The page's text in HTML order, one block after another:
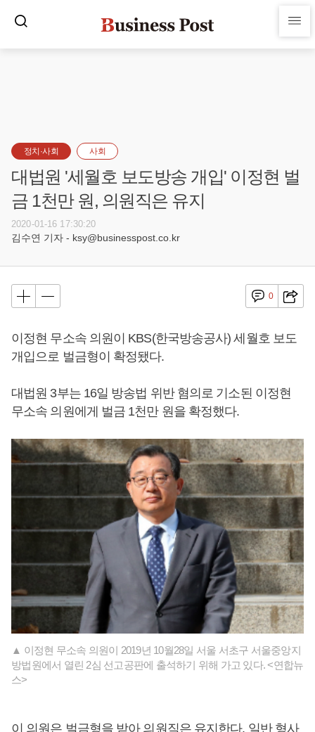
정치·사회 사회
대법원 '세월호 보도방송 개입' 이정현 벌
금 1천만 원, 의원직은 유지
2020-01-16 17:30:20
김수연 기자 - ksy@businesspost.co.kr
0
이정현 무소속 의원이 KBS(한국방송공사) 세월호 보도
개입으로 벌금형이 확정됐다.
대법원 3부는 16일 방송법 위반 혐의로 기소된 이정현
무소속 의원에게 벌금 1천만 원을 확정했다.
▲ 이정현 무소속 의원이 2019년 10월28일 서울 서초구 서울중앙지
방법원에서 열린 2심 선고공판에 출석하기 위해 가고 있다. <연합뉴
스>
이 의원은 벌금형을 받아 의원직은 유지한다. 일반 형사